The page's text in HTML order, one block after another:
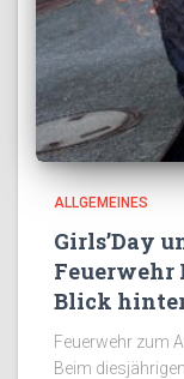
ALLGEMEINES
Girls’Day
Feuerwehr
Blick
Feuerwehr zum
Beim